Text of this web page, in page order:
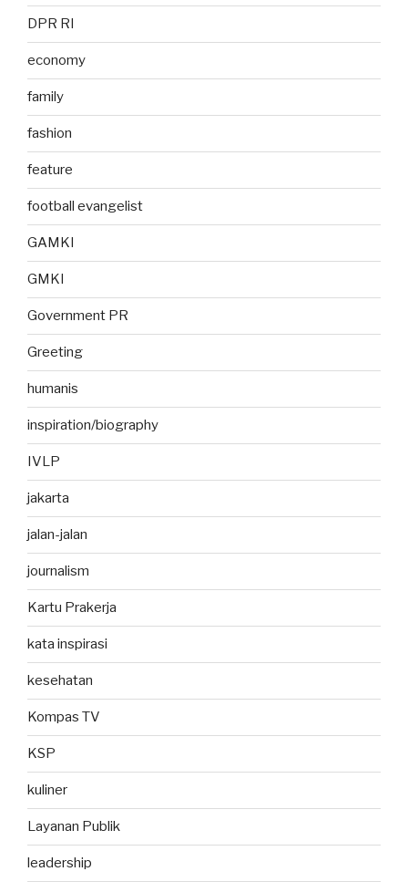
DPR RI
economy
family
fashion
feature
football evangelist
GAMKI
GMKI
Government PR
Greeting
humanis
inspiration/biography
IVLP
jakarta
jalan-jalan
journalism
Kartu Prakerja
kata inspirasi
kesehatan
Kompas TV
KSP
kuliner
Layanan Publik
leadership